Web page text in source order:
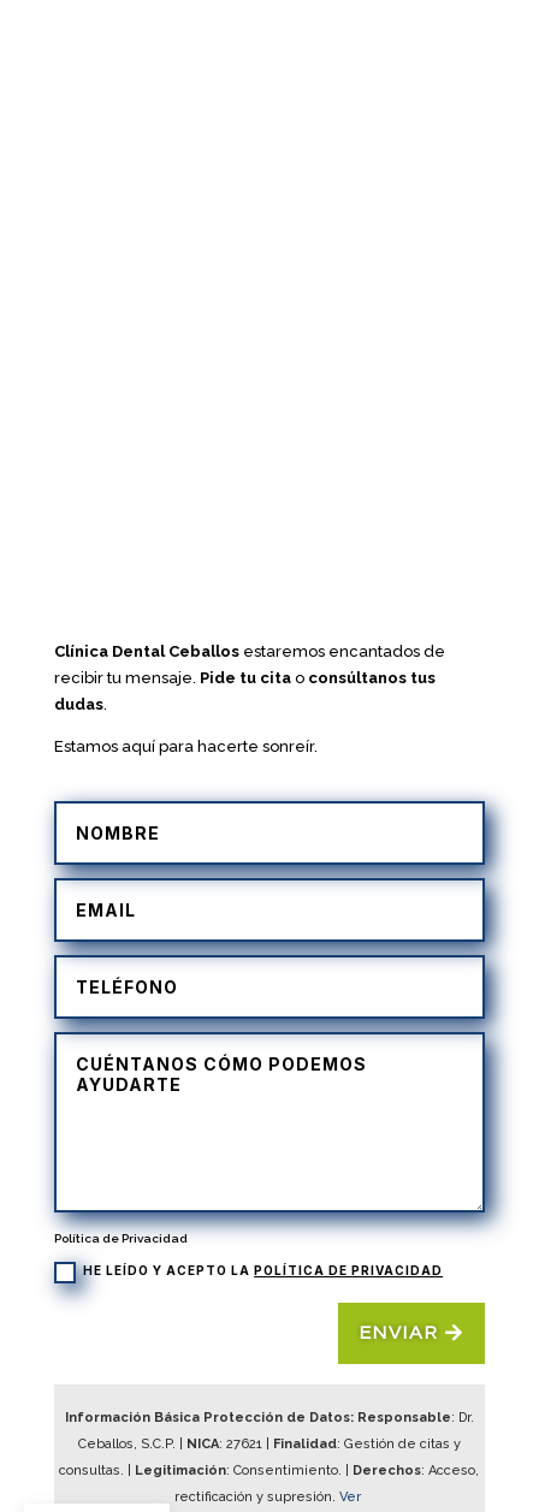
Clínica Dental Ceballosestaremos encantados de
recibir tu mensaje. Pide tu citao consúltanos tus
dudas.
Estamos aquí para hacerte sonreír.
Política de Privacidad
HE LEÍDO Y ACEPTO LA POLÍTICA DE PRIVACIDAD
ENVIAR
Información Básica Protección de Datos: Responsable: Dr.
Ceballos, S.C.P. |
NICA: 27621| Finalidad: Gestión de citas y
consultas. |
Legitimación: Consentimiento. | Derechos: Acceso,
rectificación y supresión. Ver